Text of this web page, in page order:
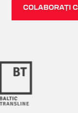
COLABORAȚI